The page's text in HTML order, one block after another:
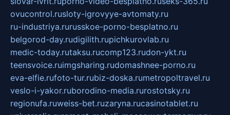
ovucontrol.rusloty-igrovyye-avtomaty.ru
ru-industriya.rurusskoe-porno-besplatno.ru
belgorod-day.rudigilith.rupichkurovlab.ru
medic-today.rutaksu.rucomp123.rudon-ykt.ru
teensvoice.ruimgsharing.rudomashnee-porno.ru
eva-elfie.rufoto-tur.rubiz-doska.rumetropoltravel.ru
veslo-i-yakor.ruborodino-media.rurostotsky.ru
regionufa.ruweiss-bet.ruzaryna.rucasinotablet.ru